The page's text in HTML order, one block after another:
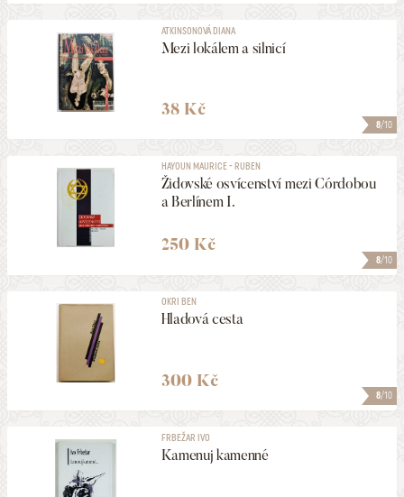
8/10
ATKINSONOVÁ DIANA
Mezi lokálem a silnicí
38 Kč
8/10
HAYOUN MAURICE - RUBEN
Židovské osvícenství mezi Córdobou
a Berlínem I.
250 Kč
8/10
OKRI BEN
Hladová cesta
300 Kč
FRBEŽAR IVO
Kamenuj kamenné